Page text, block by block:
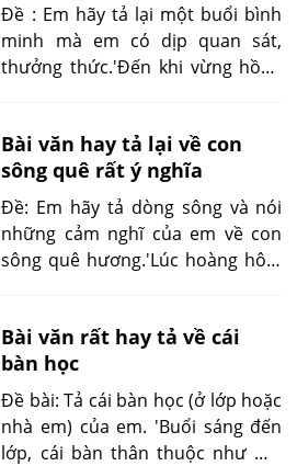
Đề : Em hãy tả lại một buổi bình
minh mà em có dịp quan sát,
thưởng thức.'Đến khi vừng hồng
bừng lên dưới ánh nắng bình
minh...'
Bài văn hay tả lại về con
sông quê rất ý nghĩa
Đề: Em hãy tả dòng sông và nói
những cảm nghĩ của em về con
sông quê hương.'Lúc hoàng hôn,
mang một màu đỏ sẫm, rất đẹp...'
Bài văn rất hay tả về cái
bàn học
Đề bài: Tả cái bàn học (ở lớp hoặc
nhà em) của em. 'Buổi sáng đến
lớp, cái bàn thân thuộc như mở